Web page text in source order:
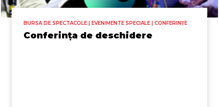
BURSA DE SPECTACOLE | EVENIMENTE SPECIALE | CONFERINȚE
Conferința de deschidere